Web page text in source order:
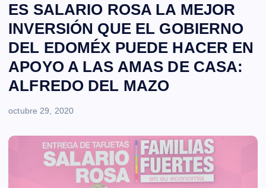
ES SALARIO ROSA LA MEJOR
INVERSIÓN QUE EL GOBIERNO
DEL EDOMÉX PUEDE HACER EN
APOYO A LAS AMAS DE CASA:
ALFREDO DEL MAZO
octubre 29, 2020